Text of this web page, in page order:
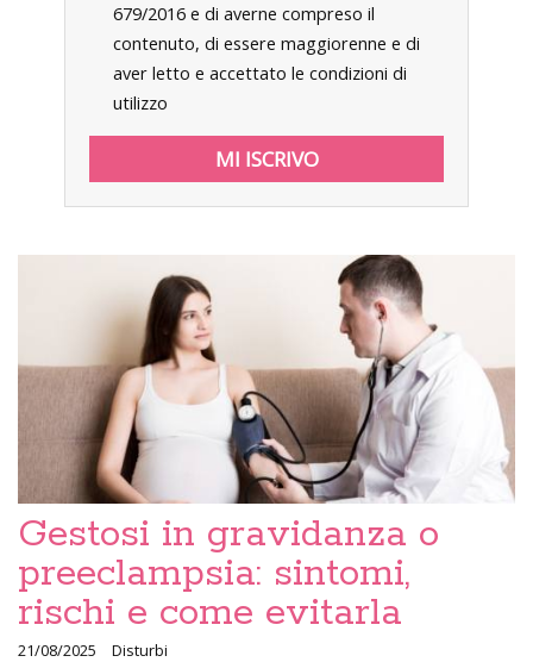
679/2016 e di averne compreso il
contenuto, di essere maggiorenne e di
aver letto e accettato le condizioni di
utilizzo
Gestosi in gravidanza o
preeclampsia: sintomi,
rischi e come evitarla
21/08/2025
Disturbi